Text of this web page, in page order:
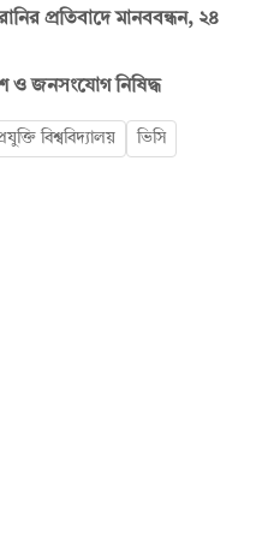
প্রতিবাদে মানববন্ধন, ২৪
ও জনসংযোগ নিষিদ্ধ
বিশ্ববিদ্যালয় ভিসি